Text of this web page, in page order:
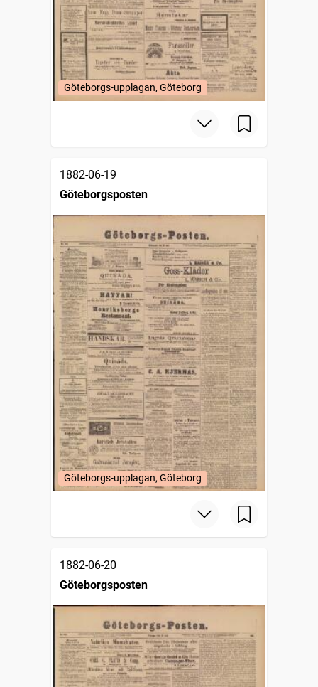
Göteborgs-upplagan, Göteborg
1882-06-19
Göteborgsposten
Göteborgs-upplagan, Göteborg
1882-06-20
Göteborgsposten